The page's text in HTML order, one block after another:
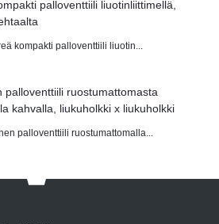
kompakti palloventtiili liuotin...
palloventtiili ruostumattomalla...